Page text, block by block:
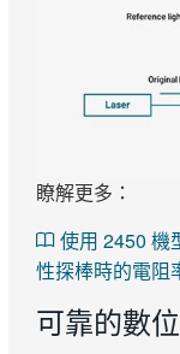
瞭解更多：
使用 2450 機
性探棒時的電阻
可靠的數